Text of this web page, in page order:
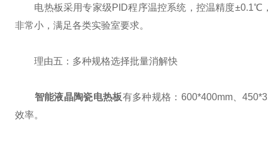
电热板采用专家级PID程序温控系统，控温精度±0.1℃
非常小，满足各类实验室要求。
理由五：多种规格选择批量消解快
智能液晶陶瓷电热板有多种规格：600*400mm、
效率。